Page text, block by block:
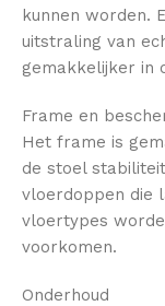
kunnen worden.
uitstraling van
gemakkelijker in
Frame en
Het frame is
de stoel
vloerdoppen die
vloertypes
voorkomen.
Onderhoud